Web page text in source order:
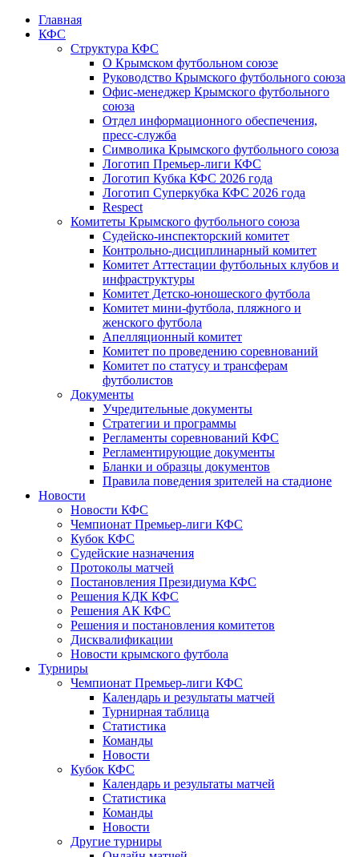
Главная
КФС
Структура КФС
О Крымском футбольном союзе
Руководство Крымского футбольного союза
Офис-менеджер Крымского футбольного
союза
Отдел информационного обеспечения,
пресс-служба
Символика Крымского футбольного союза
Логотип Премьер-лиги КФС
Логотип Кубка КФС 2026 года
Логотип Суперкубка КФС 2026 года
Respect
Комитеты Крымского футбольного союза
Судейско-инспекторский комитет
Контрольно-дисциплинарный комитет
Комитет Аттестации футбольных клубов и
инфраструктуры
Комитет Детско-юношеского футбола
Комитет мини-футбола, пляжного и
женского футбола
Апелляционный комитет
Комитет по проведению соревнований
Комитет по статусу и трансферам
футболистов
Документы
Учредительные документы
Стратегии и программы
Регламенты соревнований КФС
Регламентирующие документы
Бланки и образцы документов
Правила поведения зрителей на стадионе
Новости
Новости КФС
Чемпионат Премьер-лиги КФС
Кубок КФС
Судейские назначения
Протоколы матчей
Постановления Президиума КФС
Решения КДК КФС
Решения АК КФС
Решения и постановления комитетов
Дисквалификации
Новости крымского футбола
Турниры
Чемпионат Премьер-лиги КФС
Календарь и результаты матчей
Турнирная таблица
Статистика
Команды
Новости
Кубок КФС
Календарь и результаты матчей
Статистика
Команды
Новости
Другие турниры